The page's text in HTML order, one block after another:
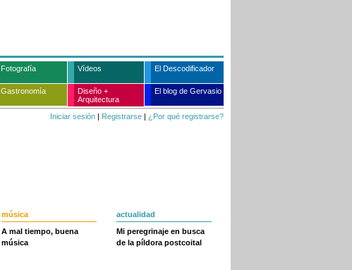
Fotografía Vídeos El Descodificador
Gastronomía
Diseño +
Arquitectura
El blog de Gervasio
Iniciar sesión | Registrarse | ¿Por qué registrarse?
música
A mal tiempo, buena
música
actualidad
Mi peregrinaje en busca
de la píldora postcoital